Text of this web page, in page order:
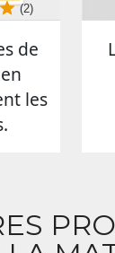
de
les
(2)